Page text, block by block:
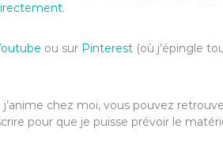
.
ou sur Pinterest (où j’épingle
chez moi, vous pouvez
pour que je puisse prévoir le